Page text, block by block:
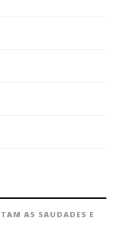
AS SAUDADES E